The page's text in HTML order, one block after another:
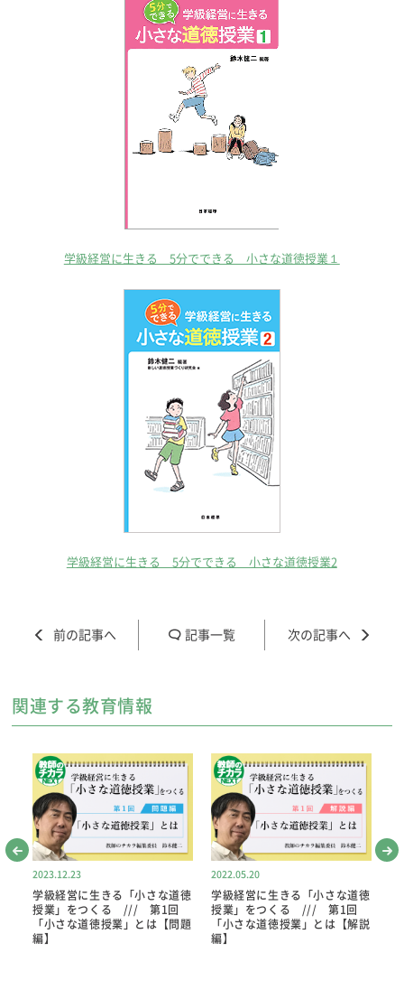
学級経営に生きる 5分でできる 小さな道徳授業１
学級経営に生きる 5分でできる 小さな道徳授業2
記事一覧
関連する教育情報
2023.12.23
学級経営に生きる「小さな道徳
授業」をつくる /// 第1回
「小さな道徳授業」とは【問題
編】
2022.05.20
学級経営に生きる「小さな道徳
授業」をつくる /// 第1回
「小さな道徳授業」とは【解説
編】